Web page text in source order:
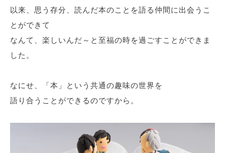
以来、思う存分、読んだ本のことを語る仲間に出会うこ
とができて
なんて、楽しいんだ～と至福の時を過ごすことができま
した。
なにせ、「本」という共通の趣味の世界を
語り合うことができるのですから。